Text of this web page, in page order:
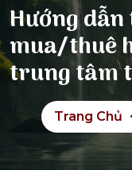
Hướng
mua/thuê
trung tâm
Trang Chủ